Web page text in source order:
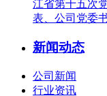
江省第十五次
表、公司党委
新闻动态
公司新闻
行业资讯